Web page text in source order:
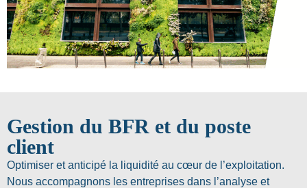
Gestion du BFR et du poste
client
Optimiser et anticipé la liquidité au cœur de l’exploitation.
Nous accompagnons les entreprises dans l’analyse et